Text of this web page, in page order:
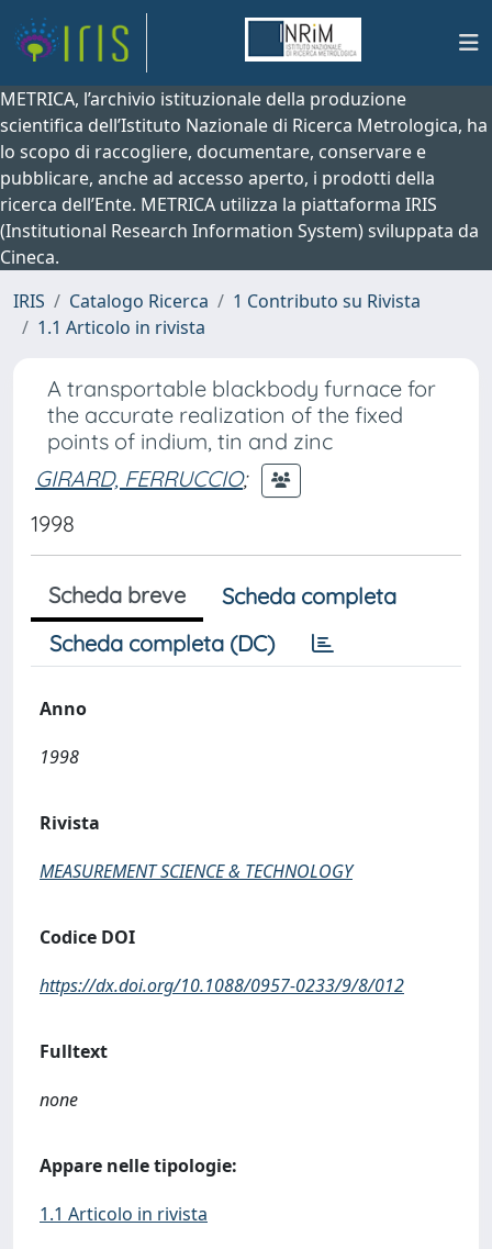
METRICA, l’archivio istituzionale della produzione
scientifica dell’Istituto Nazionale di Ricerca Metrologica, ha
lo scopo di raccogliere, documentare, conservare e
pubblicare, anche ad accesso aperto, i prodotti della
ricerca dell’Ente. METRICA utilizza la piattaforma IRIS
(Institutional Research Information System) sviluppata da
Cineca.
IRIS
Catalogo Ricerca
1 Contributo su Rivista
1.1 Articolo in rivista
A transportable blackbody furnace for
the accurate realization of the fixed
points of indium, tin and zinc
GIRARD, FERRUCCIO;
1998
Scheda breve
Scheda completa
Scheda completa (DC)
Anno
1998
Rivista
MEASUREMENT SCIENCE & TECHNOLOGY
Codice DOI
https://dx.doi.org/10.1088/0957-0233/9/8/012
Fulltext
none
Appare nelle tipologie:
1.1 Articolo in rivista